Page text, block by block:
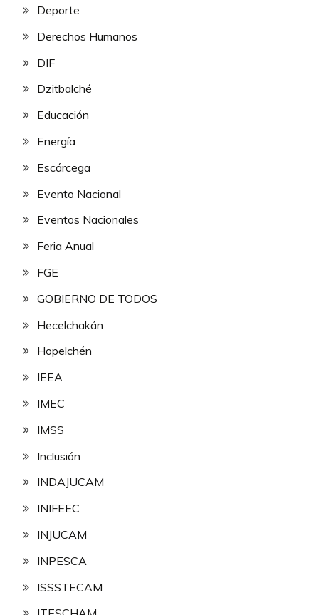
Deporte
Derechos Humanos
DIF
Dzitbalché
Educación
Energía
Escárcega
Evento Nacional
Eventos Nacionales
Feria Anual
FGE
GOBIERNO DE TODOS
Hecelchakán
Hopelchén
IEEA
IMEC
IMSS
Inclusión
INDAJUCAM
INIFEEC
INJUCAM
INPESCA
ISSSTECAM